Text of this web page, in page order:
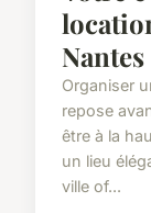
Nantes
Organiser
repose
être à la
un lieu
ville of...